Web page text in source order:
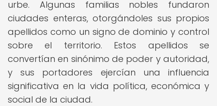
urbe. Algunas familias nobles fundaron
ciudades enteras, otorgándoles sus propios
apellidos como un signo de dominio y control
sobre el territorio. Estos apellidos se
convertían en sinónimo de poder y autoridad,
y sus portadores ejercían una influencia
significativa en la vida política, económica y
social de la ciudad.